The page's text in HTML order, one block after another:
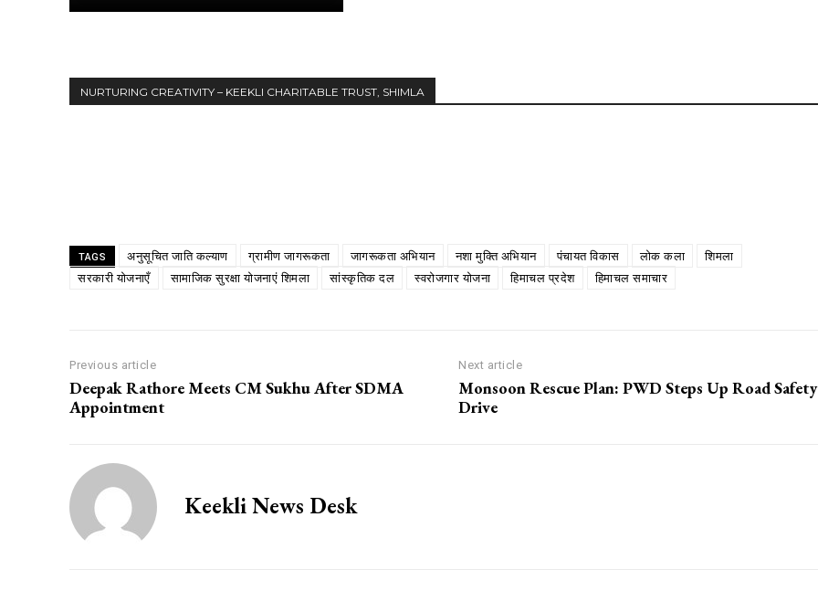
NURTURING CREATIVITY – KEEKLI CHARITABLE TRUST, SHIMLA
TAGS अनुसूचित जाति कल्याण ग्रामीण जागरूकता जागरूकता अभियान नशा मुक्ति अभियान पंचायत विकास लोक कला
शिमला
सरकारी योजनाएँ
सामाजिक सुरक्षा योजनाएं शिमला सांस्कृतिक दल स्वरोजगार योजना हिमाचल प्रदेश हिमाचल समाचार
Previous article
Deepak Rathore Meets CM Sukhu After SDMA
Appointment
Next article
Monsoon Rescue Plan: PWD Steps Up Road Safety
Drive
Keekli News Desk